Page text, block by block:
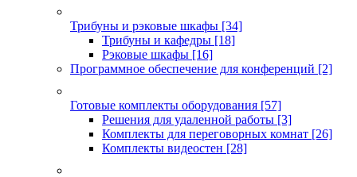
Трибуны и рэковые шкафы [34]
Трибуны и кафедры [18]
Рэковые шкафы [16]
Программное обеспечение для конференций [2]
Готовые комплекты оборудования [57]
Решения для удаленной работы [3]
Комплекты для переговорных комнат [26]
Комплекты видеостен [28]